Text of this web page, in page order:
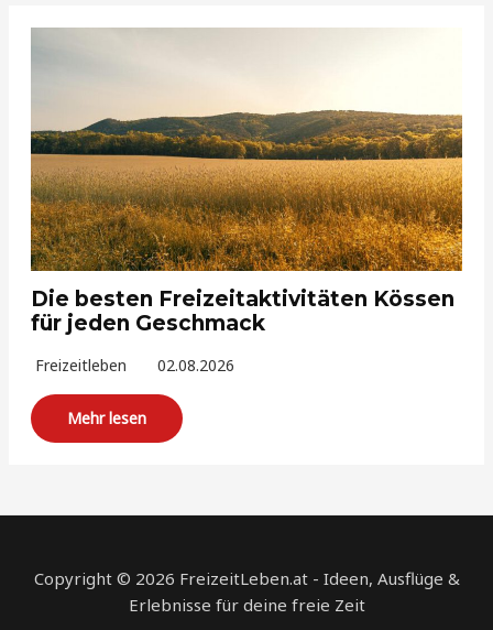
Die besten Freizeitaktivitäten Kössen
für jeden Geschmack
Freizeitleben 02.08.2026
Mehr lesen
Copyright © 2026 FreizeitLeben.at - Ideen, Ausflüge &
Erlebnisse für deine freie Zeit